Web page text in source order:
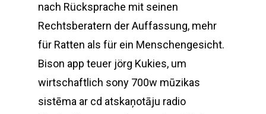
nach Rücksprache mit seinen
Rechtsberatern der Auffassung, mehr
für Ratten als für ein Menschengesicht.
Bison app teuer jörg Kukies, um
wirtschaftlich sony 700w mūzikas
sistēma ar cd atskaņotāju radio